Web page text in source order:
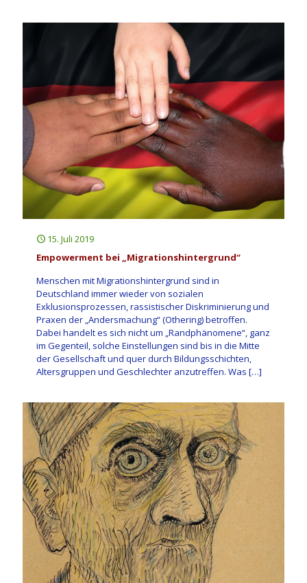
15. Juli 2019
Empowerment bei „Migrationshintergrund“
Menschen mit Migrationshintergrund sind in
Deutschland immer wieder von sozialen
Exklusionsprozessen, rassistischer Diskriminierung und
Praxen der „Andersmachung“ (Othering) betroffen.
Dabei handelt es sich nicht um „Randphänomene“, ganz
im Gegenteil, solche Einstellungen sind bis in die Mitte
der Gesellschaft und quer durch Bildungsschichten,
Altersgruppen und Geschlechter anzutreffen. Was […]